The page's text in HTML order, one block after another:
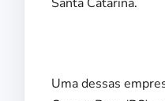
Uma dessas